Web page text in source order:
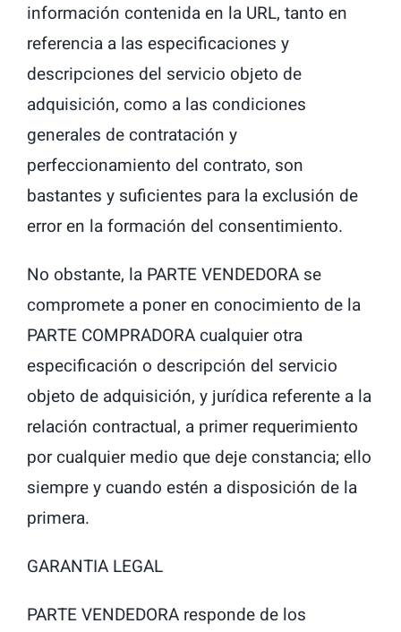
información contenida en la URL, tanto en
referencia a las especificaciones y
descripciones del servicio objeto de
adquisición, como a las condiciones
generales de contratación y
perfeccionamiento del contrato, son
bastantes y suficientes para la exclusión de
error en la formación del consentimiento.
No obstante, la PARTE VENDEDORA se
compromete a poner en conocimiento de la
PARTE COMPRADORA cualquier otra
especificación o descripción del servicio
objeto de adquisición, y jurídica referente a la
relación contractual, a primer requerimiento
por cualquier medio que deje constancia; ello
siempre y cuando estén a disposición de la
primera.
GARANTIA LEGAL
PARTE VENDEDORA responde de los